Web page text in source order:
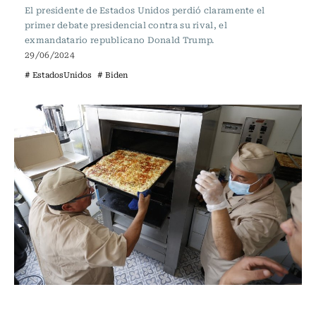
El presidente de Estados Unidos perdió claramente el
primer debate presidencial contra su rival, el
exmandatario republicano Donald Trump.
29/06/2024
# EstadosUnidos # Biden